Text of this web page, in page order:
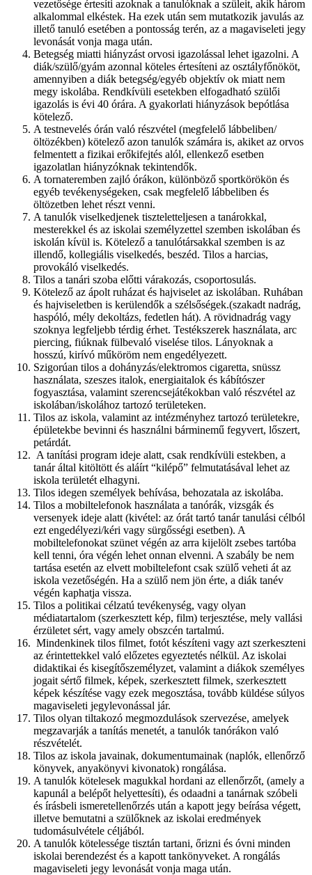
vezetősége értesíti azoknak a tanulóknak a szüleit, akik három
alkalommal elkéstek. Ha ezek után sem mutatkozik javulás az
illető tanuló esetében a pontosság terén, az a magaviseleti jegy
levonását vonja maga után.
Betegség miatti hiányzást orvosi igazolással lehet igazolni. A
diák/szülő/gyám azonnal köteles értesíteni az osztályfőnököt,
amennyiben a diák betegség/egyéb objektív ok miatt nem
megy iskolába. Rendkívüli esetekben elfogadható szülői
igazolás is évi 40 órára. A gyakorlati hiányzások bepótlása
kötelező.
A testnevelés órán való részvétel (megfelelő lábbeliben/
öltözékben) kötelező azon tanulók számára is, akiket az orvos
felmentett a fizikai erőkifejtés alól, ellenkező esetben
igazolatlan hiányzóknak tekintendők.
A tornateremben zajló órákon, különböző sportkörökön és
egyéb tevékenységeken, csak megfelelő lábbeliben és
öltözetben lehet részt venni.
A tanulók viselkedjenek tiszteletteljesen a tanárokkal,
mesterekkel és az iskolai személyzettel szemben iskolában és
iskolán kívül is. Kötelező a tanulótársakkal szemben is az
illendő, kollegiális viselkedés, beszéd. Tilos a harcias,
provokáló viselkedés.
Tilos a tanári szoba előtti várakozás, csoportosulás.
Kötelező az ápolt ruházat és hajviselet az iskolában. Ruhában
és hajviseletben is kerülendők a szélsőségek.(szakadt nadrág,
haspóló, mély dekoltázs, fedetlen hát). A rövidnadrág vagy
szoknya legfeljebb térdig érhet. Testékszerek használata, arc
piercing, fiúknak fülbevaló viselése tilos. Lányoknak a
hosszú, kirívó műköröm nem engedélyezett.
Szigorúan tilos a dohányzás/elektromos cigaretta, snüssz
használata, szeszes italok, energiaitalok és kábítószer
fogyasztása, valamint szerencsejátékokban való részvétel az
iskolában/iskolához tartozó területeken.
Tilos az iskola, valamint az intézményhez tartozó területekre,
épületekbe bevinni és használni bárminemű fegyvert, lőszert,
petárdát.
A tanítási program ideje alatt, csak rendkívüli estekben, a
tanár által kitöltött és aláírt “kilépő” felmutatásával lehet az
iskola területét elhagyni.
Tilos idegen személyek behívása, behozatala az iskolába.
Tilos a mobiltelefonok használata a tanórák, vizsgák és
versenyek ideje alatt (kivétel: az órát tartó tanár tanulási célból
ezt engedélyezi/kéri vagy sürgősségi esetben). A
mobiltelefonokat szünet végén az arra kijelölt zsebes tartóba
kell tenni, óra végén lehet onnan elvenni. A szabály be nem
tartása esetén az elvett mobiltelefont csak szülő veheti át az
iskola vezetőségén. Ha a szülő nem jön érte, a diák tanév
végén kaphatja vissza.
Tilos a politikai célzatú tevékenység, vagy olyan
médiatartalom (szerkesztett kép, film) terjesztése, mely vallási
érzületet sért, vagy amely obszcén tartalmú.
Mindenkinek tilos filmet, fotót készíteni vagy azt szerkeszteni
az érintettekkel való előzetes egyeztetés nélkül. Az iskolai
didaktikai és kisegítőszemélyzet, valamint a diákok személyes
jogait sértő filmek, képek, szerkesztett filmek, szerkesztett
képek készítése vagy ezek megosztása, tovább küldése súlyos
magaviseleti jegylevonással jár.
Tilos olyan tiltakozó megmozdulások szervezése, amelyek
megzavarják a tanítás menetét, a tanulók tanórákon való
részvételét.
Tilos az iskola javainak, dokumentumainak (naplók, ellenőrző
könyvek, anyakönyvi kivonatok) rongálása.
A tanulók kötelesek magukkal hordani az ellenőrzőt, (amely a
kapunál a belépőt helyettesíti), és odaadni a tanárnak szóbeli
és írásbeli ismeretellenőrzés után a kapott jegy beírása végett,
illetve bemutatni a szülőknek az iskolai eredmények
tudomásulvétele céljából.
A tanulók kötelessége tisztán tartani, őrizni és óvni minden
iskolai berendezést és a kapott tankönyveket. A rongálás
magaviseleti jegy levonását vonja maga után.